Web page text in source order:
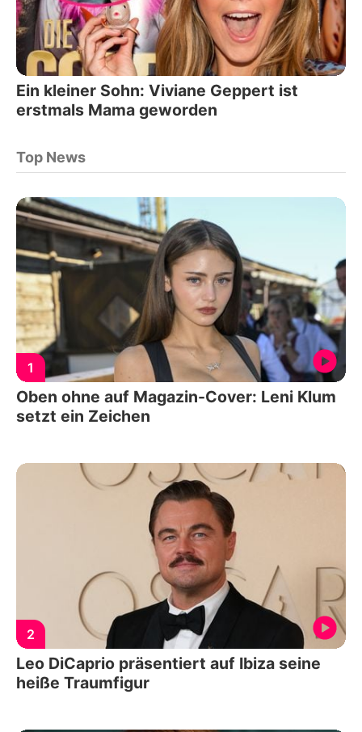
Ein kleiner Sohn: Viviane Geppert ist
erstmals Mama geworden
Top News
1
Oben ohne auf Magazin-Cover: Leni Klum
setzt ein Zeichen
2
Leo DiCaprio präsentiert auf Ibiza seine
heiße Traumfigur